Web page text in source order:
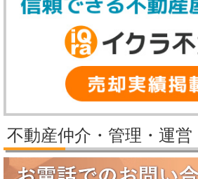
【冬季休業期間】
休業期間中にいただいたお問い合わせ等につ
日（火）より順次対応させていただきます。
パレステージ日吉さくらが丘価格改定しまし
新規物件公開しました。
2025/9/29
パレステージ日吉さくらが丘価格改定しまし
2025/9/5
賃貸物件公開しました。
2025/8/5
不動産仲介・管理・運営